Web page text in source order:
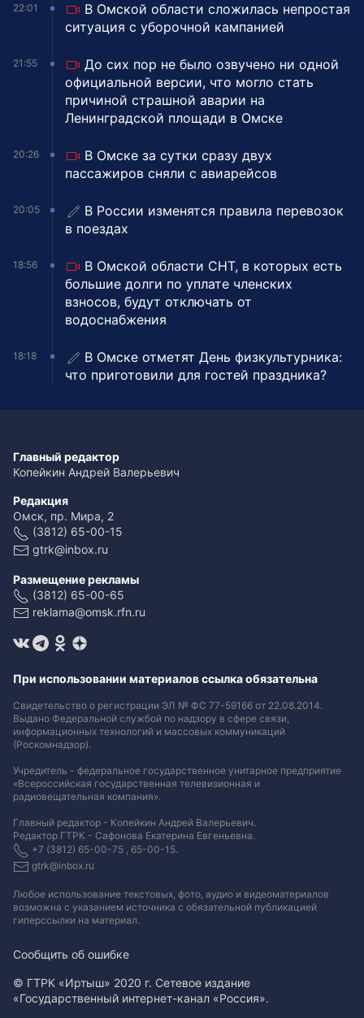
22:01
В Омской области сложилась непростая
ситуация с уборочной кампанией
21:55
До сих пор не было озвучено ни одной
официальной версии, что могло стать
причиной страшной аварии на
Ленинградской площади в Омске
20:26
В Омске за сутки сразу двух
пассажиров сняли с авиарейсов
20:05
В России изменятся правила перевозок
в поездах
18:56
В Омской области СНТ, в которых есть
большие долги по уплате членских
взносов, будут отключать от
водоснабжения
18:18
В Омске отметят День физкультурника:
что приготовили для гостей праздника?
Главный редактор
Копейкин Андрей Валерьевич
Редакция
Омск, пр. Мира, 2
(3812) 65-00-15
gtrk@inbox.ru
Размещение рекламы
(3812) 65-00-65
reklama@omsk.rfn.ru
При использовании материалов ссылка обязательна
Свидетельство о регистрации ЭЛ № ФС 77-59166 от 22.08.2014.
Выдано Федеральной службой по надзору в сфере связи,
информационных технологий и массовых коммуникаций
(Роскомнадзор).
Учредитель - федеральное государственное унитарное предприятие
«Всероссийская государственная телевизионная и
радиовещательная компания».
Главный редактор - Копейкин Андрей Валерьевич.
Редактор ГТРК - Сафонова Екатерина Евгеньевна.
+7 (3812) 65-00-75 , 65-00-15.
gtrk@inbox.ru
Любое использование текстовых, фото, аудио и видеоматериалов
возможна с указанием источника с обязательной публикацией
гиперссылки на материал.
Сообщить об ошибке
© ГТРК «Иртыш» 2020 г. Сетевое издание
«Государственный интернет-канал «Россия».